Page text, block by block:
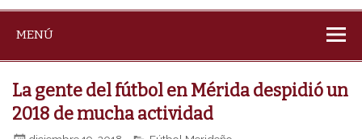
MENÚ
La gente del fútbol en Mérida despidió un
2018 de mucha actividad